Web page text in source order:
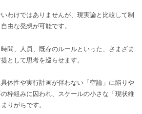
わけではありませんが、現実論と比較して制
由な発想が可能です。
間、人員、既存のルールといった、さまざま
として思考を巡らせます。
体性や実行計画が伴わない「空論」に陥りや
枠組みに囚われ、スケールの小さな「現状維
りがちです。